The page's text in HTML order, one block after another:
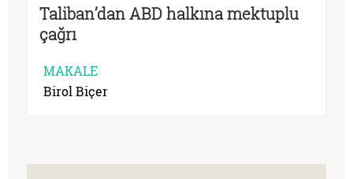
Taliban’dan ABD halkına mektuplu
çağrı
MAKALE
Birol Biçer